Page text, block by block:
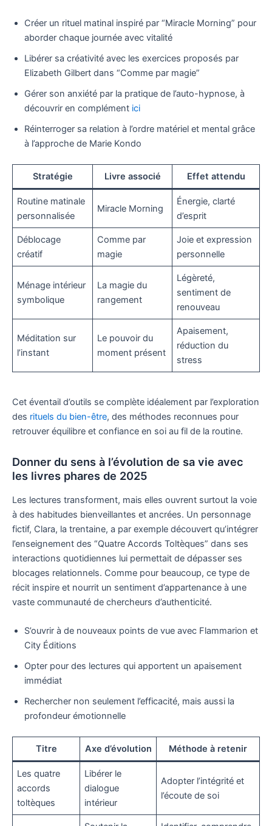
Créer un rituel matinal inspiré par “Miracle Morning” pour
aborder chaque journée avec vitalité
Libérer sa créativité avec les exercices proposés par
Elizabeth Gilbert dans “Comme par magie”
Gérer son anxiété par la pratique de l’auto-hypnose, à
découvrir en complément ici
Réinterroger sa relation à l’ordre matériel et mental grâce
à l’approche de Marie Kondo
Stratégie Livre associé Effet attendu
Routine matinale
personnalisée
Miracle Morning
Énergie, clarté
d’esprit
Déblocage
créatif
Comme par
magie
Joie et expression
personnelle
Ménage intérieur
symbolique
La magie du
rangement
Légèreté,
sentiment de
renouveau
Méditation sur
l’instant
Le pouvoir du
moment présent
Apaisement,
réduction du
stress
Cet éventail d’outils se complète idéalement par l’exploration
des rituels du bien-être, des méthodes reconnues pour
retrouver équilibre et confiance en soi au fil de la routine.
Donner du sens à l’évolution de sa vie avec
les livres phares de 2025
Les lectures transforment, mais elles ouvrent surtout la voie
à des habitudes bienveillantes et ancrées. Un personnage
fictif, Clara, la trentaine, a par exemple découvert qu’intégrer
l’enseignement des “Quatre Accords Toltèques” dans ses
interactions quotidiennes lui permettait de dépasser ses
blocages relationnels. Comme pour beaucoup, ce type de
récit inspire et nourrit un sentiment d’appartenance à une
vaste communauté de chercheurs d’authenticité.
S’ouvrir à de nouveaux points de vue avec Flammarion et
City Éditions
Opter pour des lectures qui apportent un apaisement
immédiat
Rechercher non seulement l’efficacité, mais aussi la
profondeur émotionnelle
Titre Axe d’évolution Méthode à retenir
Les quatre
accords
toltèques
Libérer le
dialogue
intérieur
Adopter l’intégrité et
l’écoute de soi